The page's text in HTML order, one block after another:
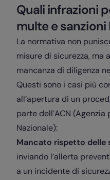
Quali infrazioni
multe e sanzioni
La normativa non
misure di sicurezza, ma
mancanza di diligenza
Questi sono i casi più
all’apertura di un
parte dell’ACN
Nazionale):
Mancato rispetto delle
inviando l’allerta
a un incidente di